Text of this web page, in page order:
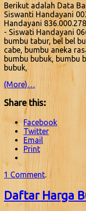
Berikut adalah Data
Siswanti Handayani
Handayani
- Siswati Handayani
bumbu tabur, bel bel
cabe, bumbu aneka
bumbu bubuk, bumbu
bubuk,
(More)…
Share this:
Facebook
Twitter
Email
Print
1 Comment.
Daftar Harga